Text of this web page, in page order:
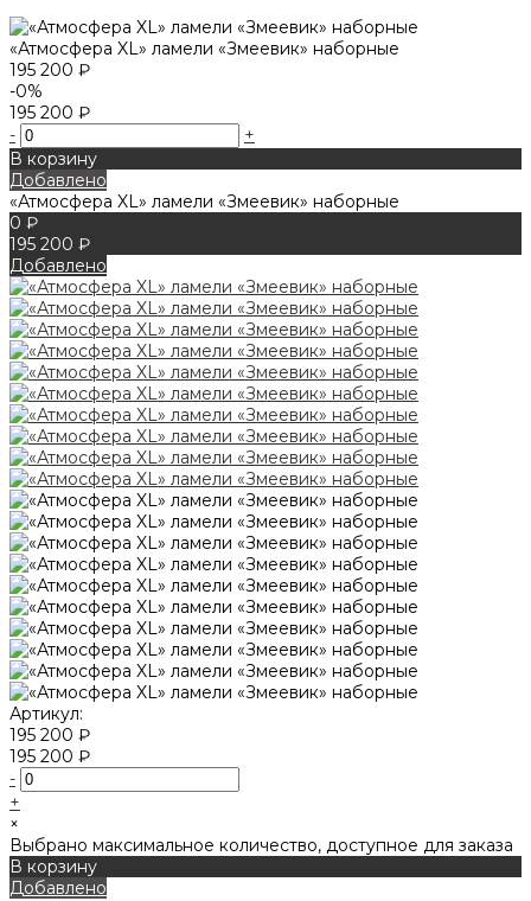
«Атмосфера XL» ламели «Змеевик» наборные
195 200 ₽
-0%
195 200 ₽
-
+
В корзину
Добавлено
«Атмосфера XL» ламели «Змеевик» наборные
0 ₽
195 200 ₽
Добавлено
Артикул:
195 200 ₽
195 200 ₽
-
+
×
Выбрано максимальное количество, доступное для заказа
В корзину
Добавлено